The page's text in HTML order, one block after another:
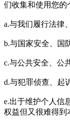
们收集和使用您的
a.与我们履行法律
b.与国家安全、国
c.与公共安全、公
d.与犯罪侦查、起
e.出于维护个人信
权益但又很难得到